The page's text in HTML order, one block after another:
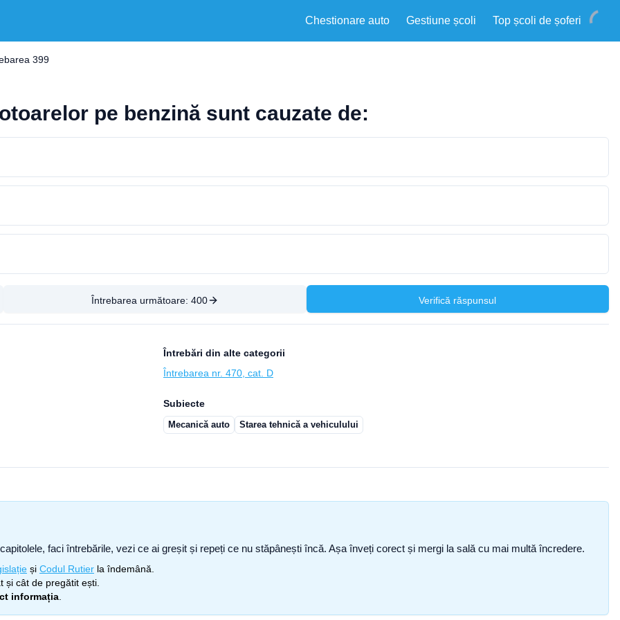
Chestionare auto Gestiune școli Top școli de șoferi
399
pe benzină sunt cauzate de:
Întrebarea următoare: 400 Verifică răspunsul
Întrebări din alte categorii
Întrebarea nr. 470, cat. D
Subiecte
Mecanică auto Starea tehnică a vehiculului
faci întrebările, vezi ce ai greșit și repeți ce nu stăpânești încă. Așa înveți corect și mergi la sală cu mai multă încredere.
și Codul Rutier la îndemână.
și cât de pregătit ești.
informația